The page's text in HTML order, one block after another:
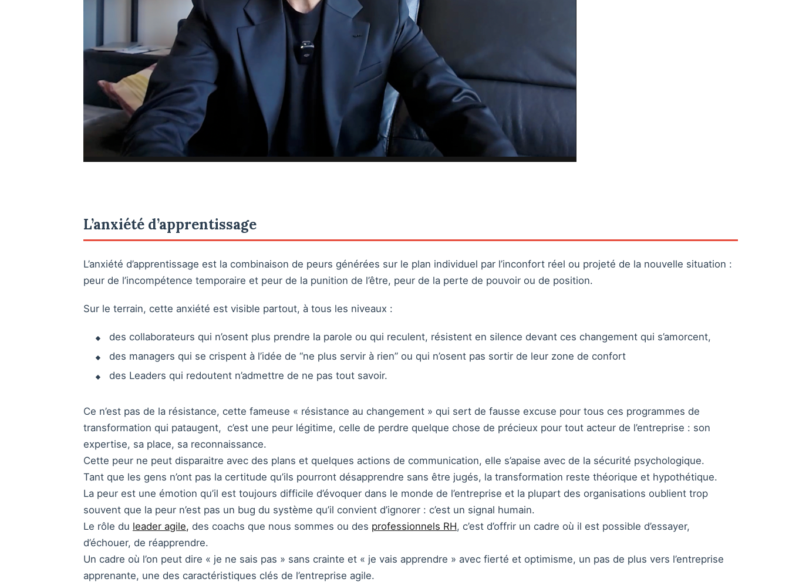
L’anxiété d’apprentissage
L’anxiété d’apprentissage est la combinaison de peurs générées sur le plan individuel par l’inconfort réel ou projeté de la nouvelle situation :
peur de l’incompétence temporaire et peur de la punition de l’être, peur de la perte de pouvoir ou de position.
Sur le terrain, cette anxiété est visible partout, à tous les niveaux :
des collaborateurs qui n’osent plus prendre la parole ou qui reculent, résistent en silence devant ces changement qui s’amorcent,
des managers qui se crispent à l’idée de “ne plus servir à rien” ou qui n’osent pas sortir de leur zone de confort
des Leaders qui redoutent n’admettre de ne pas tout savoir.
Ce n’est pas de la résistance, cette fameuse « résistance au changement » qui sert de fausse excuse pour tous ces programmes de
transformation qui pataugent, c’est une peur légitime, celle de perdre quelque chose de précieux pour tout acteur de l’entreprise : son
expertise, sa place, sa reconnaissance.
Cette peur ne peut disparaitre avec des plans et quelques actions de communication, elle s’apaise avec de la sécurité psychologique.
Tant que les gens n’ont pas la certitude qu’ils pourront désapprendre sans être jugés, la transformation reste théorique et hypothétique.
La peur est une émotion qu’il est toujours difficile d’évoquer dans le monde de l’entreprise et la plupart des organisations oublient trop
souvent que la peur n’est pas un bug du système qu’il convient d’ignorer : c’est un signal humain.
Le rôle du leader agile, des coachs que nous sommes ou des professionnels RH, c’est d’offrir un cadre où il est possible d’essayer,
d’échouer, de réapprendre.
Un cadre où l’on peut dire « je ne sais pas » sans crainte et « je vais apprendre » avec fierté et optimisme, un pas de plus vers l’entreprise
apprenante, une des caractéristiques clés de l’entreprise agile.